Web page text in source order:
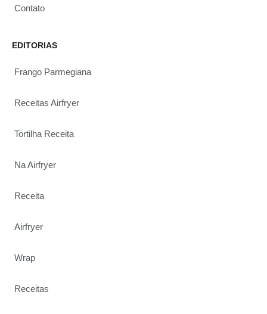
Contato
EDITORIAS
Frango Parmegiana
Receitas Airfryer
Tortilha Receita
Na Airfryer
Receita
Airfryer
Wrap
Receitas